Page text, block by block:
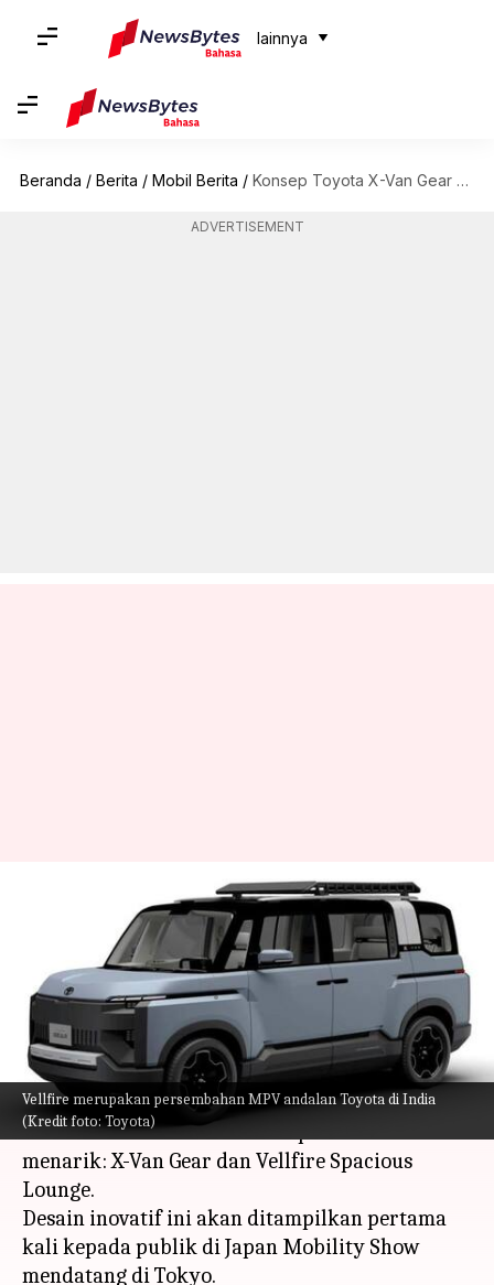
lainnya
Beranda / Berita / Mobil Berita / Konsep Toyota X-Van Gear dan Vellfire Spacious Lounge diperkenalkan
ADVERTISEMENT
Vellfire merupakan persembahan MPV andalan Toyota di India
(Kredit foto: Toyota)
Konsep Toyota X-Van Gear dan
Vellfire Spacious Lounge
diperkenalkan
menulis Bob Oct 17, 2023 11:44 am
Apa ceritanya
Toyota Auto Body, anak perusahaan Toyota,
telah meluncurkan dua konsep minivan
menarik: X-Van Gear dan Vellfire Spacious
Lounge.
Desain inovatif ini akan ditampilkan pertama
kali kepada publik di Japan Mobility Show
mendatang di Tokyo.